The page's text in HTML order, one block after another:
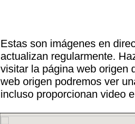
Estas son imágenes en
actualizan regularmente.
visitar la página web origen
web origen podremos ver
incluso proporcionan video